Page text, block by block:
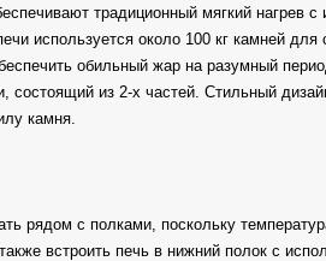
традиционный мягкий нагрев
используется около 100 кг камней для
обильный жар на разумный
состоящий из 2-х частей. Стильный
камня.
рядом с полками, поскольку
встроить печь в нижний полок с